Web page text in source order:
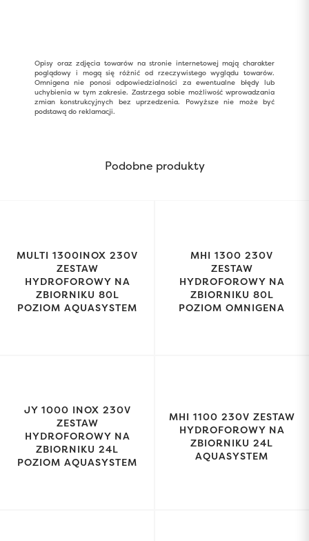
Opisy oraz zdjęcia towarów na stronie internetowej mają charakter
poglądowy i mogą się różnić od rzeczywistego wyglądu towarów.
Omnigena nie ponosi odpowiedzialności za ewentualne błędy lub
uchybienia w tym zakresie. Zastrzega sobie możliwość wprowadzania
zmian konstrukcyjnych bez uprzedzenia. Powyższe nie może być
podstawą do reklamacji.
Podobne produkty
MULTI 1300INOX 230V
ZESTAW
HYDROFOROWY NA
ZBIORNIKU 80L
POZIOM AQUASYSTEM
MHI 1300 230V
ZESTAW
HYDROFOROWY NA
ZBIORNIKU 80L
POZIOM OMNIGENA
JY 1000 INOX 230V
ZESTAW
HYDROFOROWY NA
ZBIORNIKU 24L
POZIOM AQUASYSTEM
MHI 1100 230V ZESTAW
HYDROFOROWY NA
ZBIORNIKU 24L
AQUASYSTEM